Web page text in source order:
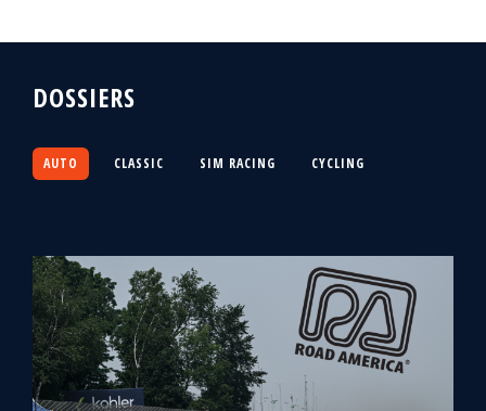
DOSSIERS
AUTO CLASSIC SIM RACING CYCLING